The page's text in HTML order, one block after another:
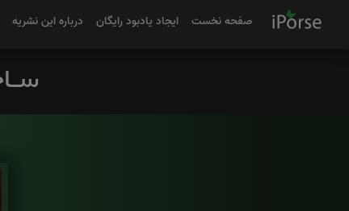
صفحه نخست ایجاد یادبود رایگان درباره این نشریه